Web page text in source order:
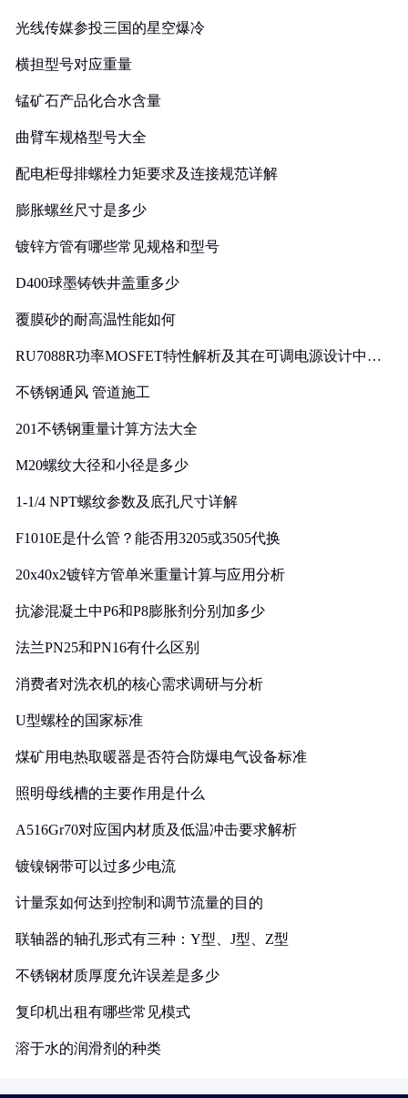
光线传媒参投三国的星空爆冷
横担型号对应重量
锰矿石产品化合水含量
曲臂车规格型号大全
配电柜母排螺栓力矩要求及连接规范详解
膨胀螺丝尺寸是多少
镀锌方管有哪些常见规格和型号
D400球墨铸铁井盖重多少
覆膜砂的耐高温性能如何
RU7088R功率MOSFET特性解析及其在可调电源设计中的
不锈钢通风 管道施工
201不锈钢重量计算方法大全
M20螺纹大径和小径是多少
1-1/4 NPT螺纹参数及底孔尺寸详解
F1010E是什么管？能否用3205或3505代换
20x40x2镀锌方管单米重量计算与应用分析
抗渗混凝土中P6和P8膨胀剂分别加多少
法兰PN25和PN16有什么区别
消费者对洗衣机的核心需求调研与分析
U型螺栓的国家标准
煤矿用电热取暖器是否符合防爆电气设备标准
照明母线槽的主要作用是什么
A516Gr70对应国内材质及低温冲击要求解析
镀镍钢带可以过多少电流
计量泵如何达到控制和调节流量的目的
联轴器的轴孔形式有三种：Y型、J型、Z型
不锈钢材质厚度允许误差是多少
复印机出租有哪些常见模式
溶于水的润滑剂的种类